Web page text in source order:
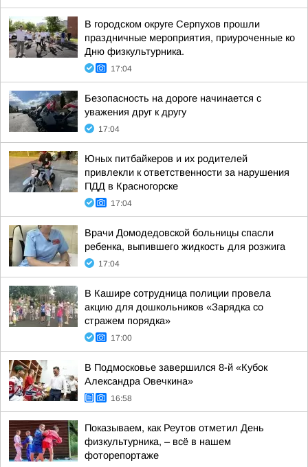
В городском округе Серпухов прошли
праздничные мероприятия, приуроченные ко
Дню физкультурника.
17:04
Безопасность на дороге начинается с
уважения друг к другу
17:04
Юных питбайкеров и их родителей
привлекли к ответственности за нарушения
ПДД в Красногорске
17:04
Врачи Домодедовской больницы спасли
ребенка, выпившего жидкость для розжига
17:04
В Кашире сотрудница полиции провела
акцию для дошкольников «Зарядка со
стражем порядка»
17:00
В Подмосковье завершился 8-й «Кубок
Александра Овечкина»
16:58
Показываем, как Реутов отметил День
физкультурника, – всё в нашем
фоторепортаже